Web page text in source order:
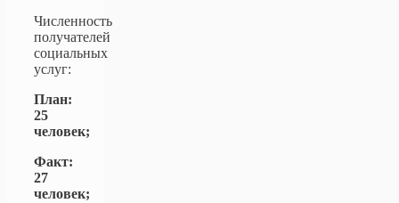
Численность
получателей
социальных
услуг:
План:
25
человек;
Факт:
27
человек;